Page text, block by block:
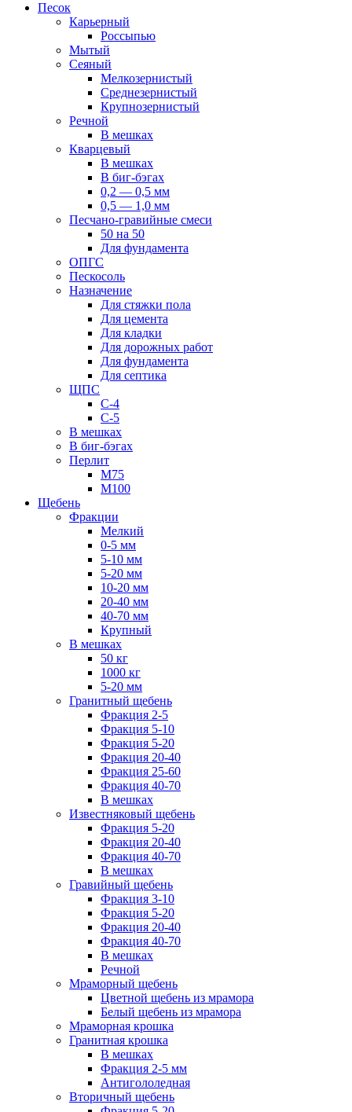
Песок
Карьерный
Россыпью
Мытый
Сеяный
Мелкозернистый
Среднезернистый
Крупнозернистый
Речной
В мешках
Кварцевый
В мешках
В биг-бэгах
0,2 — 0,5 мм
0,5 — 1,0 мм
Песчано-гравийные смеси
50 на 50
Для фундамента
ОПГС
Пескосоль
Назначение
Для стяжки пола
Для цемента
Для кладки
Для дорожных работ
Для фундамента
Для септика
ЩПС
С-4
С-5
В мешках
В биг-бэгах
Перлит
М75
М100
Щебень
Фракции
Мелкий
0-5 мм
5-10 мм
5-20 мм
10-20 мм
20-40 мм
40-70 мм
Крупный
В мешках
50 кг
1000 кг
5-20 мм
Гранитный щебень
Фракция 2-5
Фракция 5-10
Фракция 5-20
Фракция 20-40
Фракция 25-60
Фракция 40-70
В мешках
Известняковый щебень
Фракция 5-20
Фракция 20-40
Фракция 40-70
В мешках
Гравийный щебень
Фракция 3-10
Фракция 5-20
Фракция 20-40
Фракция 40-70
В мешках
Речной
Мраморный щебень
Цветной щебень из мрамора
Белый щебень из мрамора
Мраморная крошка
Гранитная крошка
В мешках
Фракция 2-5 мм
Антигололедная
Вторичный щебень